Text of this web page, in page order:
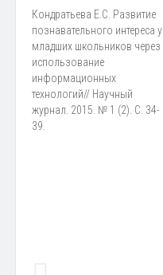
Кондратьева Е.С. Развитие
познавательного интереса у
младших школьников через
использование
информационных
технологий// Научный
журнал. 2015. № 1 (2). С. 34-
39.